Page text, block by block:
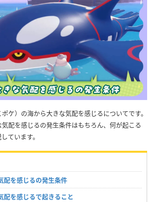
ケ）の海から大きな気配を感じるについてです。
配を感じるの発生条件はもちろん、何が起こる
ています。
配を感じるの発生条件
配を感じるで起きること